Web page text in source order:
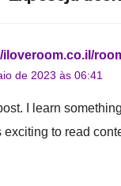
de 2023 às 06:41
I learn
exciting to read